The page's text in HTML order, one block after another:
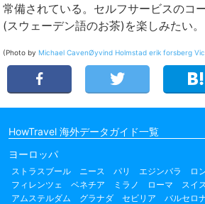
常備されている。セルフサービスのコ
(スウェーデン語のお茶)を楽しみたい。
(Photo by Michael CavenØyvind Holmstad erik forsberg
HowTravel 海外データガイド一覧
ヨーロッパ
ストラスブール ニース パリ エジンバラ ロ
フィレンツェ
ベネチア ミラノ ローマ スイス
アムステルダム
グラナダ セビリア バルセロ